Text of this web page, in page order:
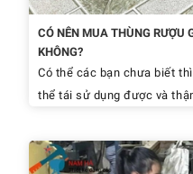
CÓ NÊN MUA THÙNG RƯỢU
KHÔNG?
Có thể các bạn chưa biết
thể tái sử dụng được và